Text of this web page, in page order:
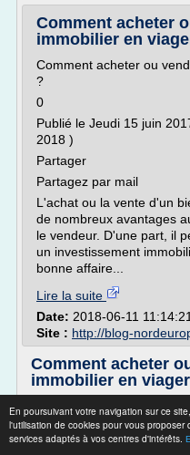
En poursuivant votre navigation sur ce
l'utilisation de cookies pour vous proposer
services adaptés à vos centres d'intérêts.
Comment acheter
immobilier en
Comment acheter ou
?
0
Publié le Jeudi 15 juin
2018 )
Partager
Partagez par mail
L'achat ou la vente d'un
de nombreux avantages
le vendeur. D'une part, il
un investissement
bonne affaire...
Lire la suite
Date: 2018-06-11 11:14:21
Site : http://blog-
Comment acheter
immobilier en
Comment acheter ou
0
Publié le Jeudi 15 juin